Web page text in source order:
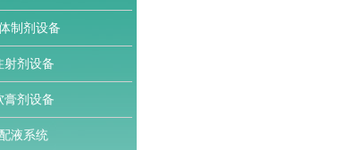
制剂设备
射剂设备
膏剂设备
配液系统